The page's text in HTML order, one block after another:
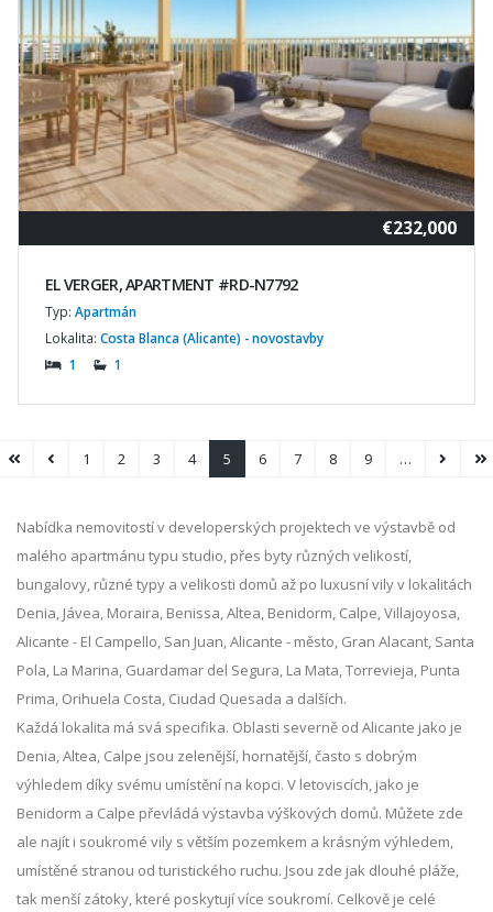
€232,000
EL VERGER, APARTMENT #RD-N7792
Typ: Apartmán
Lokalita: Costa Blanca (Alicante) - novostavby
1
1
1 2 3 4 5 6 7 8 9 …
Nabídka nemovitostí v developerských projektech ve výstavbě od
malého apartmánu typu studio, přes byty různých velikostí,
bungalovy, různé typy a velikosti domů až po luxusní vily v lokalitách
Denia, Jávea, Moraira, Benissa, Altea, Benidorm, Calpe, Villajoyosa,
Alicante - El Campello, San Juan, Alicante - město, Gran Alacant, Santa
Pola, La Marina, Guardamar del Segura, La Mata, Torrevieja, Punta
Prima, Orihuela Costa, Ciudad Quesada a dalších.
Každá lokalita má svá specifika. Oblasti severně od Alicante jako je
Denia, Altea, Calpe jsou zelenější, hornatější, často s dobrým
výhledem díky svému umístění na kopci. V letoviscích, jako je
Benidorm a Calpe převládá výstavba výškových domů. Můžete zde
ale najít i soukromé vily s větším pozemkem a krásným výhledem,
umístěné stranou od turistického ruchu. Jsou zde jak dlouhé pláže,
tak menší zátoky, které poskytují více soukromí. Celkově je celé